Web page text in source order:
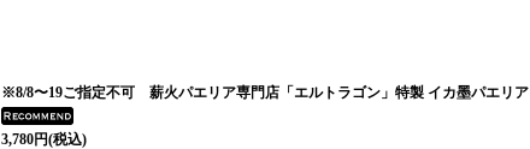
※8/8〜19ご指定不可 薪火パエリア専門店「エルトラゴン」特製 イカ墨パエリア
3,780円(税込)